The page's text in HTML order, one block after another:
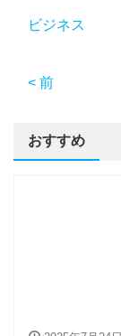
ビジネス
< 前
おすすめ